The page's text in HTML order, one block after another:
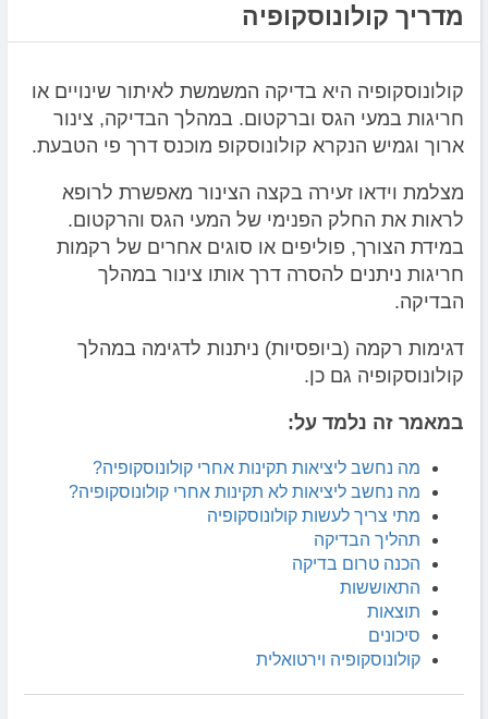
מדריך קולונוסקופיה
קולונוסקופיה היא בדיקה המשמשת לאיתור שינויים או
חריגות במעי הגס וברקטום. במהלך הבדיקה, צינור
ארוך וגמיש הנקרא קולונוסקופ מוכנס דרך פי הטבעת.
מצלמת וידאו זעירה בקצה הצינור מאפשרת לרופא
לראות את החלק הפנימי של המעי הגס והרקטום.
במידת הצורך, פוליפים או סוגים אחרים של רקמות
חריגות ניתנים להסרה דרך אותו צינור במהלך
הבדיקה.
דגימות רקמה (ביופסיות) ניתנות לדגימה במהלך
קולונוסקופיה גם כן.
במאמר זה נלמד על:
מה נחשב ליציאות תקינות אחרי קולונוסקופיה?
מה נחשב ליציאות לא תקינות אחרי קולונוסקופיה?
מתי צריך לעשות קולונוסקופיה
תהליך הבדיקה
הכנה טרום בדיקה
התאוששות
תוצאות
סיכונים
קולונוסקופיה וירטואלית